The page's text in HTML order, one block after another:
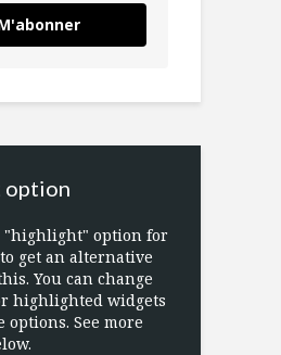
option
"highlight" option for
get an alternative
You can change
highlighted widgets
See more